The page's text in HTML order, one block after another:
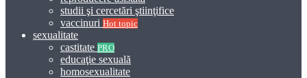
studii şi cercetări ştiinţifice
vaccinuri Hot topic
sexualitate
castitate PRO
educaţie sexuală
homosexualitate